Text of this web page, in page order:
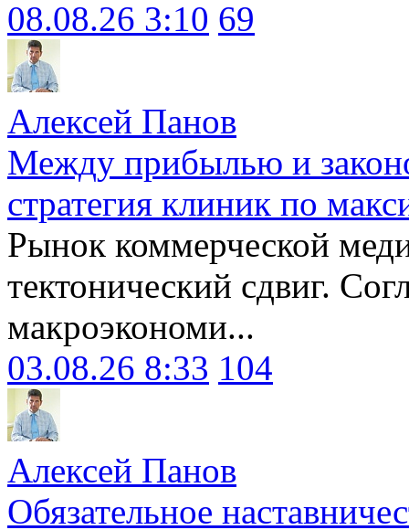
08.08.26 3:10 69
Алексей Панов
Между прибылью и
стратегия клиник по
Рынок коммерческой
тектонический сдвиг.
макроэкономи...
03.08.26 8:33 104
Алексей Панов
Обязательное